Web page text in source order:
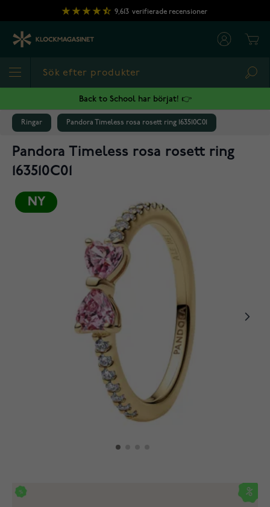
Hoppa till innehållet
9,613 verifierade recensioner
Back to School har börjat! 👉
Ringar Pandora Timeless rosa rosett ring 163510C01
Pandora Timeless rosa rosett ring
163510C01
NY